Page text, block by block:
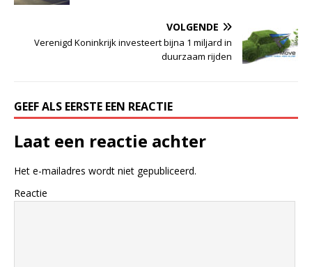
VOLGENDE
Verenigd Koninkrijk investeert bijna 1 miljard in
duurzaam rijden
GEEF ALS EERSTE EEN REACTIE
Laat een reactie achter
Het e-mailadres wordt niet gepubliceerd.
Reactie